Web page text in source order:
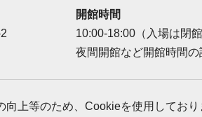
上等のため、Cookieを使用しており
開館時間
10:00-18:00（入場は閉
夜間開館など開館時間の